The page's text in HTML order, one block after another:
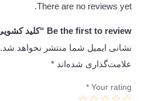
There are no reviews yet.
Be the first to review “کلید کشویی پراید x100”
نشانی ایمیل شما منتشر نخواهد شد.
علامت‌گذاری شده‌اند *
Your rating
*